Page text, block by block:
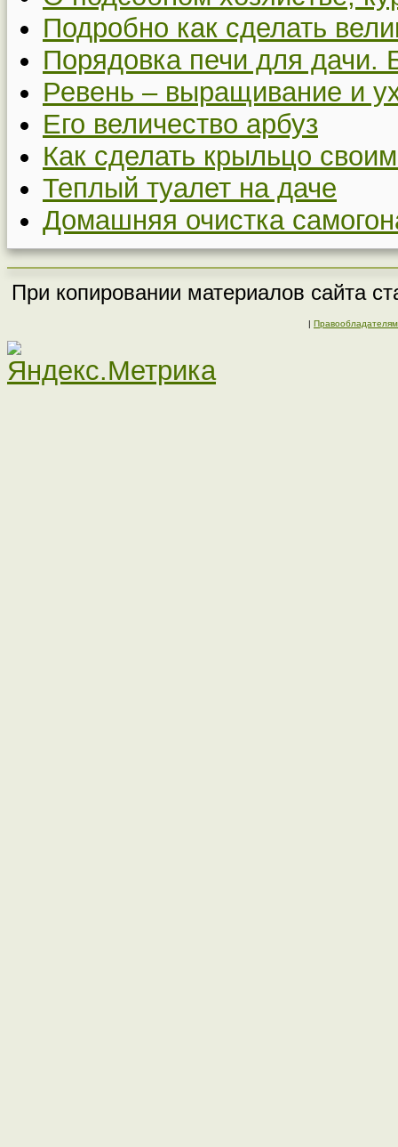
Подробно как сделать
Порядовка печи для дачи.
Ревень – выращивание и
Его величество арбуз
Как сделать крыльцо
Теплый туалет на даче
Домашняя очистка
При копировании материалов сайта
| Правообладателям